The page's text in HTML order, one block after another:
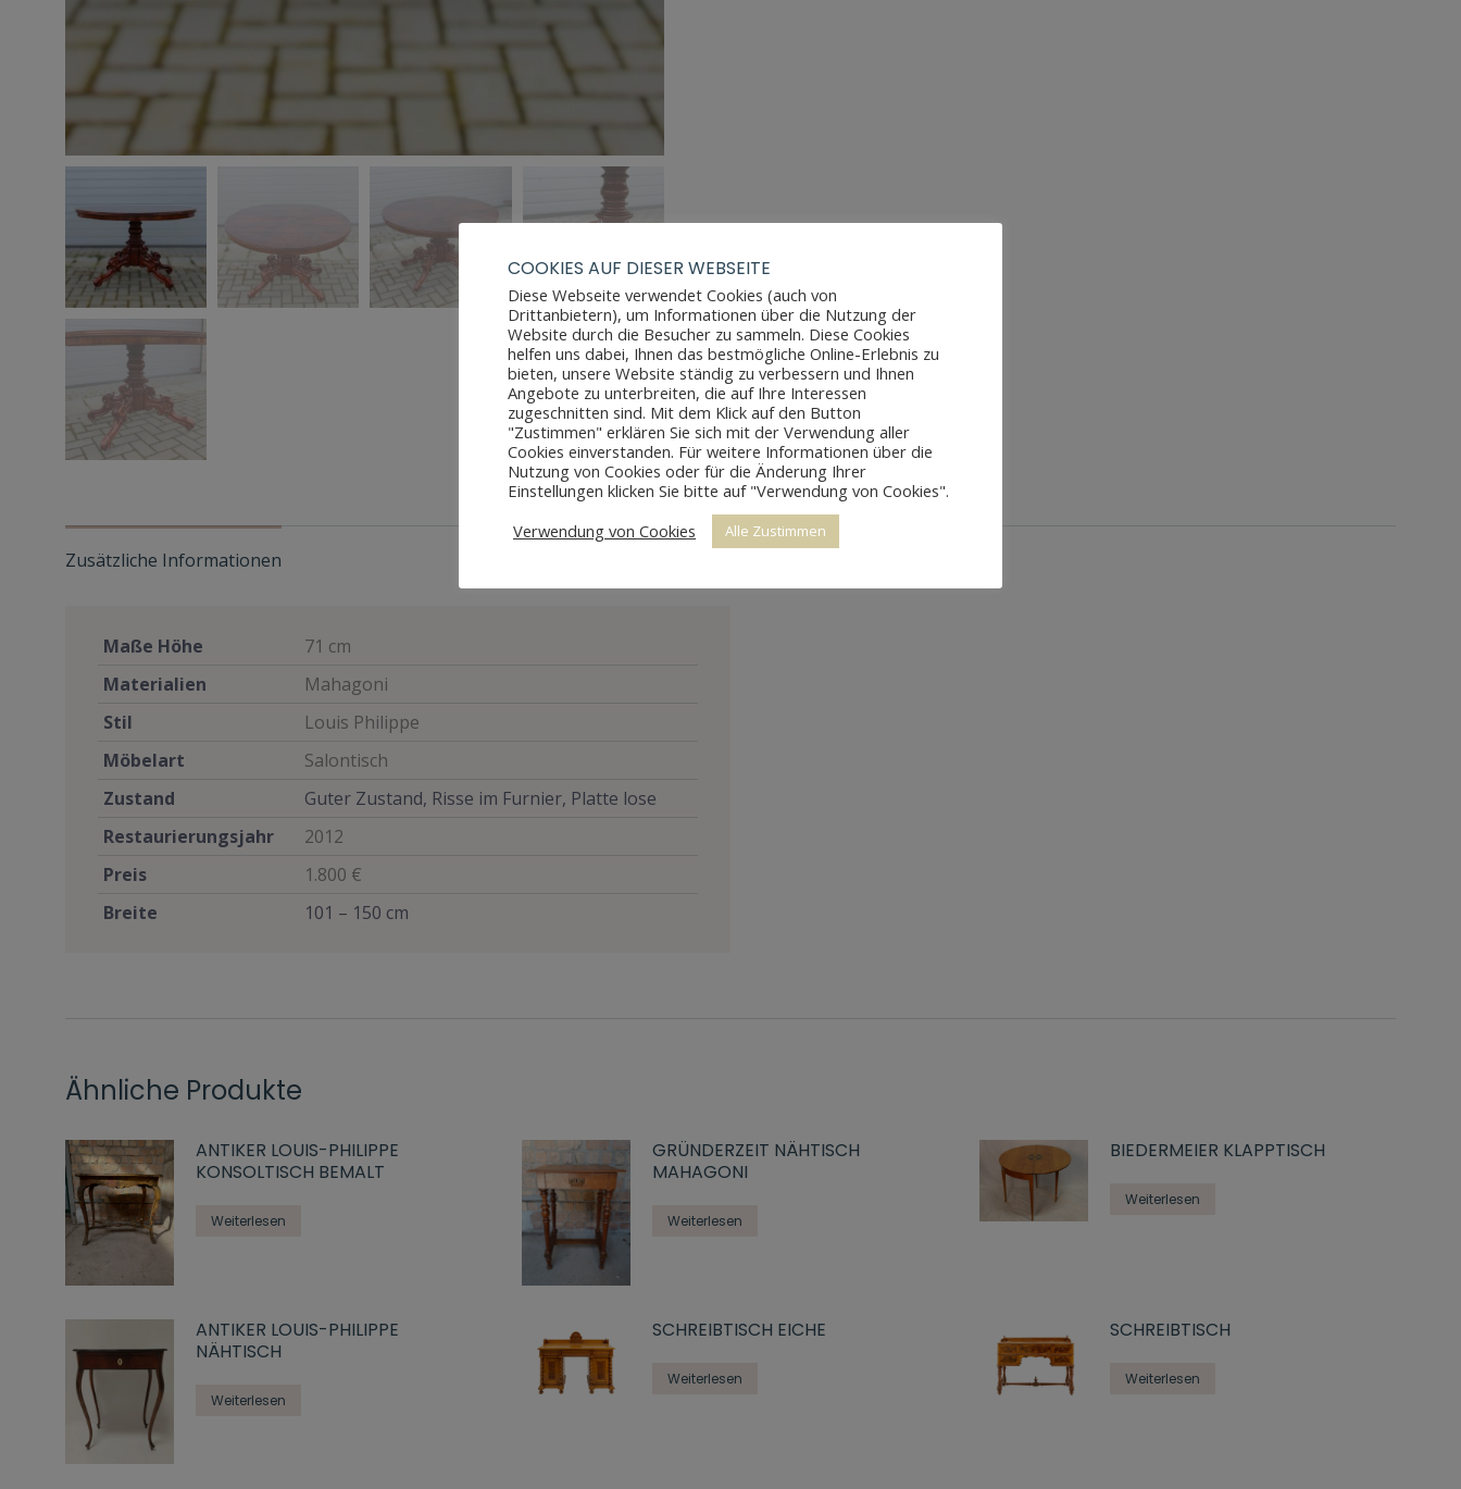
Zusätzliche Informationen
Maße Höhe
71 cm
Materialien
Mahagoni
Stil
Louis Philippe
Möbelart
Salontisch
Zustand
Guter Zustand, Risse im Furnier, Platte lose
Restaurierungsjahr
2012
Preis
1.800 €
Breite
101 – 150 cm
Ähnliche Produkte
ANTIKER LOUIS-PHILIPPE
KONSOLTISCH BEMALT
Weiterlesen
GRÜNDERZEIT NÄHTISCH
MAHAGONI
Weiterlesen
BIEDERMEIER KLAPPTISCH
Weiterlesen
ANTIKER LOUIS-PHILIPPE
NÄHTISCH
Weiterlesen
SCHREIBTISCH EICHE
Weiterlesen
SCHREIBTISCH
Weiterlesen
COOKIES AUF DIESER WEBSEITE
Diese Webseite verwendet Cookies (auch von
Drittanbietern), um Informationen über die Nutzung der
Website durch die Besucher zu sammeln. Diese Cookies
helfen uns dabei, Ihnen das bestmögliche Online-Erlebnis zu
bieten, unsere Website ständig zu verbessern und Ihnen
Angebote zu unterbreiten, die auf Ihre Interessen
zugeschnitten sind. Mit dem Klick auf den Button
"Zustimmen" erklären Sie sich mit der Verwendung aller
Cookies einverstanden. Für weitere Informationen über die
Nutzung von Cookies oder für die Änderung Ihrer
Einstellungen klicken Sie bitte auf "Verwendung von Cookies".
Verwendung von Cookies
Alle Zustimmen